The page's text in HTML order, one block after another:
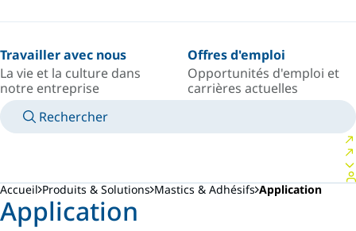
Travailler avec nous
La vie et la culture dans
notre entreprise
Offres d'emploi
Opportunités d'emploi et
carrières actuelles
Rechercher
Accueil Produits & Solutions Mastics & Adhésifs Application
Application